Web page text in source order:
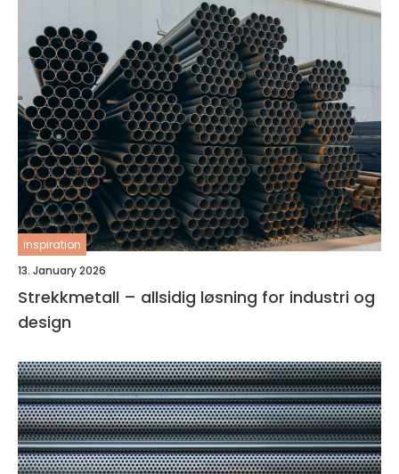
inspiration
13. January 2026
Strekkmetall – allsidig løsning for industri og
design